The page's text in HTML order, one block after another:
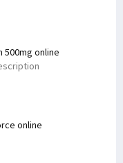
500mg online
online